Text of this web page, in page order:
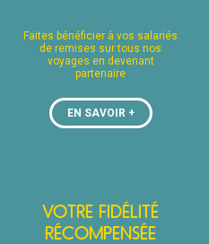
Faites bénéficier à vos salariés
de remises sur tous nos
voyages en devenant
partenaire
EN SAVOIR +
VOTRE FIDÉLITÉ
RÉCOMPENSÉE